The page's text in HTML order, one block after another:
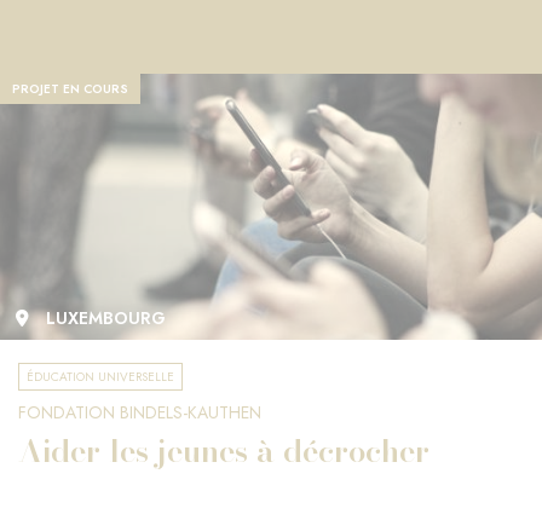
PROJET EN COURS
LUXEMBOURG
ÉDUCATION UNIVERSELLE
FONDATION BINDELS-KAUTHEN
Aider les jeunes à décrocher